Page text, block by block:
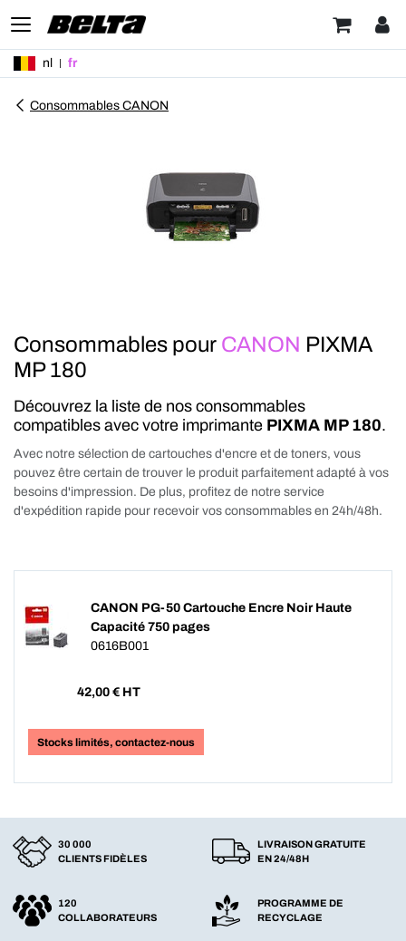
nl fr
Consommables CANON
Consommables pour CANON PIXMA
MP 180
Découvrez la liste de nos consommables
compatibles avec votre imprimante PIXMA MP 180.
Avec notre sélection de cartouches d'encre et de toners, vous
pouvez être certain de trouver le produit parfaitement adapté à vos
besoins d'impression. De plus, profitez de notre service
d'expédition rapide pour recevoir vos consommables en 24h/48h.
CANON PG-50 Cartouche Encre Noir Haute
Capacité 750 pages
0616B001
42,00 € HT
Stocks limités, contactez-nous
30 000
CLIENTS FIDÈLES
LIVRAISON GRATUITE
EN 24/48H
120
COLLABORATEURS
PROGRAMME DE
RECYCLAGE